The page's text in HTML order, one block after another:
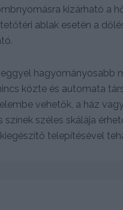
kizárható a
ablak esetén a
hagyományosabb
közte és automata
vehetők, a ház
színek széles skálája
telepítésével